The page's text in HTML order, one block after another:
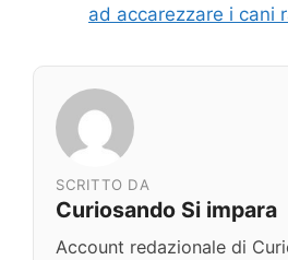
ad accarezzare i cani
SCRITTO DA
Curiosando Si impara
Account redazionale di